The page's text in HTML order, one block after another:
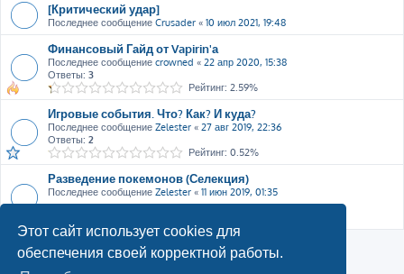
Этот сайт использует cookies для
обеспечения своей корректной работы.
[Критический удар]
Последнее сообщение Crusader « 10 июл 2021, 19:48
Финансовый Гайд от Vapirin'а
Последнее сообщение crowned « 22 апр 2020, 15:38
Ответы: 3
Рейтинг: 2.59%
Игровые события. Что? Как? И куда?
Последнее сообщение Zelester « 27 авг 2019, 22:36
Ответы: 2
Рейтинг: 0.52%
Разведение покемонов (Селекция)
Последнее сообщение Zelester « 11 июн 2019, 01:35
Новая тема